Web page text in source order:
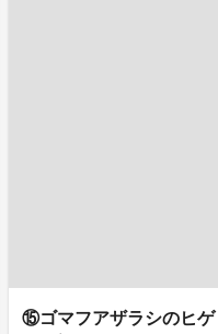
⑮ゴマフアザラシのヒゲ